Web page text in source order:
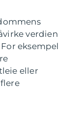
verdien
eksempel
eller